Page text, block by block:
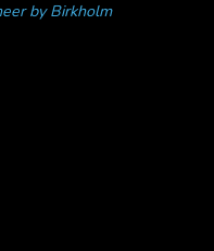
by Birkholm